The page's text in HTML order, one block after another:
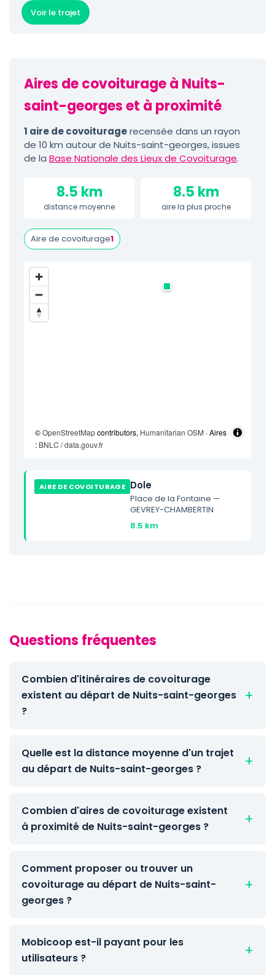
Voir le trajet
Aires de covoiturage à Nuits-
saint-georges et à proximité
1 aire de covoituragerecensée dans un rayon
de 10 km autour de Nuits-saint-georges, issues
de la Base Nationale des Lieux de Covoiturage.
8.5 km
distance moyenne
8.5 km
aire la plus proche
Aire de covoiturage1
©OpenStreetMapcontributors, Humanitarian OSM · Aires
: BNLC / data.gouv.fr
AIRE DE COVOITURAGE Dole
Place de la Fontaine —
GEVREY-CHAMBERTIN
8.5 km
Questions fréquentes
Combien d'itinéraires de covoiturage
existent au départ de Nuits-saint-georges
?
Quelle est la distance moyenne d'un trajet
au départ de Nuits-saint-georges ?
Combien d'aires de covoiturage existent
à proximité de Nuits-saint-georges ?
Comment proposer ou trouver un
covoiturage au départ de Nuits-saint-
georges ?
Mobicoop est-il payant pour les
utilisateurs ?